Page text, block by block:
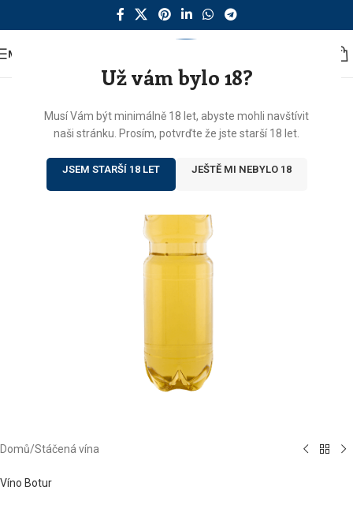
Už vám bylo 18?
Musí Vám být minimálně 18 let, abyste mohli navštívit
naši stránku. Prosím, potvrďte že jste starší 18 let.
JSEM STARŠÍ 18 LET JEŠTĚ MI NEBYLO 18
MENU
Domů/Stáčená vína
Víno Botur